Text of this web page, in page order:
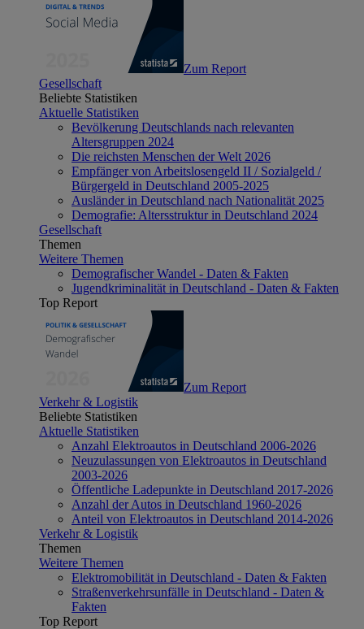
Zum Report
Gesellschaft
Beliebte Statistiken
Aktuelle Statistiken
Bevölkerung Deutschlands nach relevanten
Altersgruppen 2024
Die reichsten Menschen der Welt 2026
Empfänger von Arbeitslosengeld II / Sozialgeld /
Bürgergeld in Deutschland 2005-2025
Ausländer in Deutschland nach Nationalität 2025
Demografie: Altersstruktur in Deutschland 2024
Gesellschaft
Themen
Weitere Themen
Demografischer Wandel - Daten & Fakten
Jugendkriminalität in Deutschland - Daten & Fakten
Top Report
Zum Report
Verkehr & Logistik
Beliebte Statistiken
Aktuelle Statistiken
Anzahl Elektroautos in Deutschland 2006-2026
Neuzulassungen von Elektroautos in Deutschland
2003-2026
Öffentliche Ladepunkte in Deutschland 2017-2026
Anzahl der Autos in Deutschland 1960-2026
Anteil von Elektroautos in Deutschland 2014-2026
Verkehr & Logistik
Themen
Weitere Themen
Elektromobilität in Deutschland - Daten & Fakten
Straßenverkehrsunfälle in Deutschland - Daten &
Fakten
Top Report